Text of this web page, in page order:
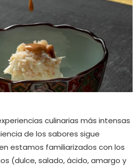
culinarias más intensas
de los sabores sigue
estamos familiarizados con los
(dulce, salado, ácido, amargo y